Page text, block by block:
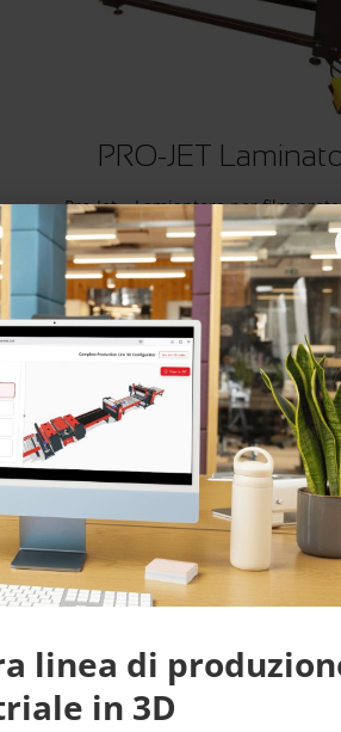
linea di
in 3D
PRO-JET
Pro-Jet – Lamiantore per film
processo con taglio manuale La
particolarmente adatta
alone per produzioni di piccole
dimensioni.